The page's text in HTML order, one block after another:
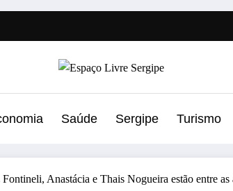
Saúde Sergipe Turismo
Anastácia e Thais Nogueira estão entre as